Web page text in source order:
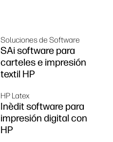
Soluciones de Software
SAi software para
carteles e impresión
textil HP
HP Latex
Inèdit software para
impresión digital con
HP